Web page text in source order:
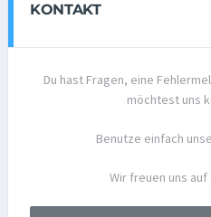
KONTAKT
Du hast Fragen, eine
möchtest uns
Benutze einfach
Wir freuen uns